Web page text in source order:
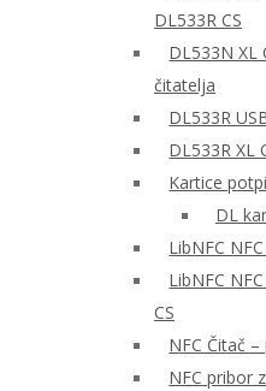
DL533R CS
DL533N XL
čitatelja
DL533R
DL533R XL
Kartice
DL
LibNFC
LibNFC
CS
NFC Čitač –
NFC pribor